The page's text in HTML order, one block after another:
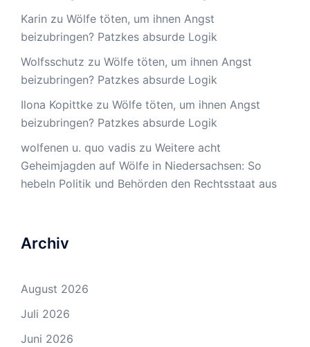
Karin zu Wölfe töten, um ihnen Angst
beizubringen? Patzkes absurde Logik
Wolfsschutz zu Wölfe töten, um ihnen Angst
beizubringen? Patzkes absurde Logik
Ilona Kopittke zu Wölfe töten, um ihnen Angst
beizubringen? Patzkes absurde Logik
wolfenen u. quo vadis zu Weitere acht
Geheimjagden auf Wölfe in Niedersachsen: So
hebeln Politik und Behörden den Rechtsstaat aus
Archiv
August 2026
Juli 2026
Juni 2026